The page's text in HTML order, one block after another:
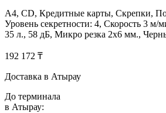
A4, CD, Кредитные карты, Скрепки,
Уровень секретности: 4, Скорость 3 м/
35 л., 58 дБ, Микро резка 2х6 мм.,
192 172 ₸
Доставка в Атырау
До терминала
в Атырау: